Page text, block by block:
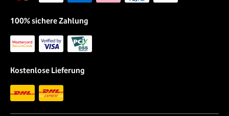
100% sichere Zahlung
Kostenlose Lieferung